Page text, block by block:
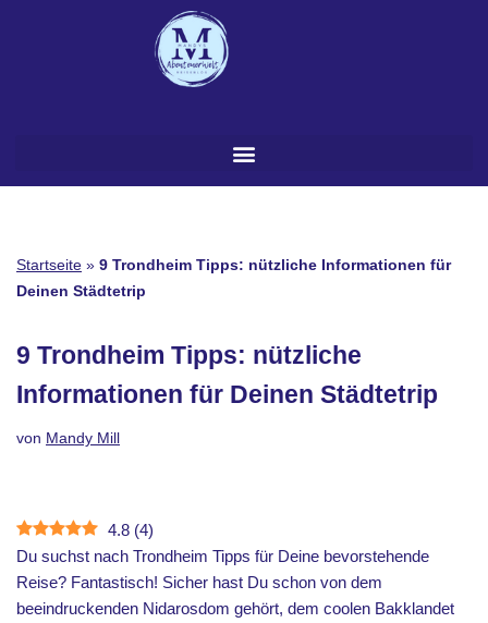
Startseite » 9 Trondheim Tipps: nützliche Informationen für
Deinen Städtetrip
9 Trondheim Tipps: nützliche
Informationen für Deinen Städtetrip
von Mandy Mill
4.8 (4)
Du suchst nach Trondheim Tipps für Deine bevorstehende
Reise? Fantastisch! Sicher hast Du schon von dem
beeindruckenden Nidarosdom gehört, dem coolen Bakklandet